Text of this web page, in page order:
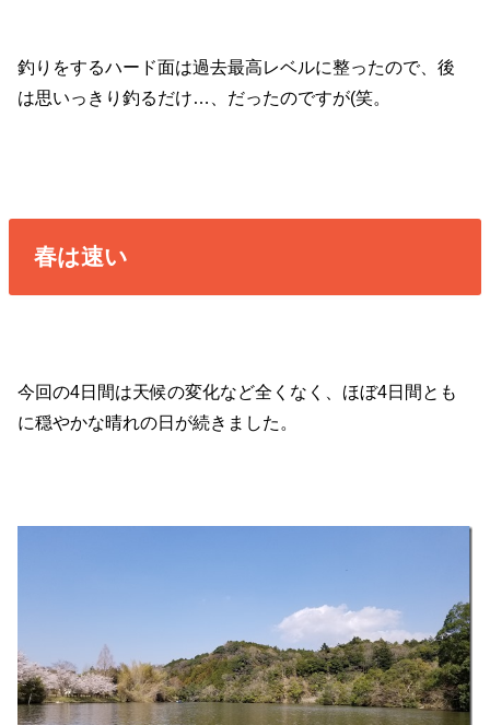
釣りをするハード面は過去最高レベルに整ったので、後
は思いっきり釣るだけ…、だったのですが(笑。
春は速い
今回の4日間は天候の変化など全くなく、ほぼ4日間とも
に穏やかな晴れの日が続きました。